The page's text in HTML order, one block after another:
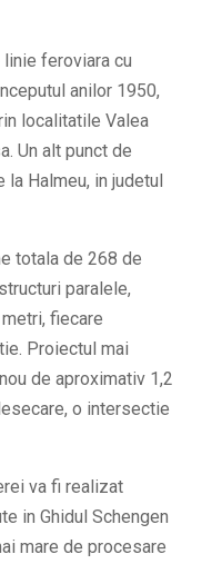
feroviara cu
anilor 1950,
localitatile Valea
Un alt punct de
Halmeu, in judetul
totala de 268 de
paralele,
fiecare
Proiectul mai
de aproximativ 1,2
o intersectie
va fi realizat
in Ghidul Schengen
mare de procesare